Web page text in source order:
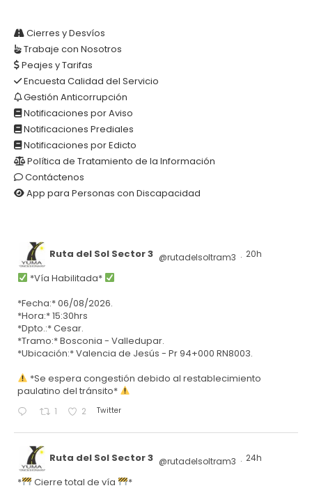
Cierres y Desvíos
Trabaje con Nosotros
Peajes y Tarifas
Encuesta Calidad del Servicio
Gestión Anticorrupción
Notificaciones por Aviso
Notificaciones Prediales
Notificaciones por Edicto
Política de Tratamiento de la Información
Contáctenos
App para Personas con Discapacidad
Ruta del Sol Sector 3 @rutadelsoltram3 · 20h
*Vía Habilitada*
*Fecha:* 06/08/2026.
*Hora:* 15:30hrs
*Dpto.:* Cesar.
*Tramo:* Bosconia - Valledupar.
*Ubicación:* Valencia de Jesús - Pr 94+000 RN8003.
*Se espera congestión debido al restablecimiento
paulatino del tránsito*
1 2 Twitter
Ruta del Sol Sector 3 @rutadelsoltram3 · 24h
* Cierre total de vía
*